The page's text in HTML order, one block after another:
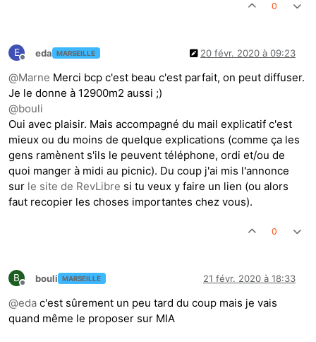
0
E
Hors-ligne
eda MARSEILLE 20 févr. 2020 à 09:23
@Marne Merci bcp c'est beau c'est parfait, on peut diffuser.
Je le donne à 12900m2 aussi ;)
@bouli
Oui avec plaisir. Mais accompagné du mail explicatif c'est
mieux ou du moins de quelque explications (comme ça les
gens ramènent s'ils le peuvent téléphone, ordi et/ou de
quoi manger à midi au picnic). Du coup j'ai mis l'annonce
sur le site de RevLibre si tu veux y faire un lien (ou alors
faut recopier les choses importantes chez vous).
0
B
Hors-ligne
bouli MARSEILLE 21 févr. 2020 à 18:33
@eda c'est sûrement un peu tard du coup mais je vais
quand même le proposer sur MIA